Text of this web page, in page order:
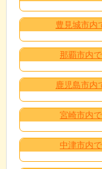
豊見城市内
那覇市内
鹿児島市内
宮崎市内
中津市内